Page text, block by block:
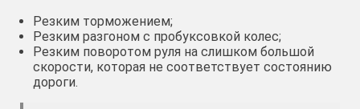
Резким торможением;
Резким разгоном с пробуксовкой колес;
Резким поворотом руля на слишком большой
скорости, которая не соответствует состоянию
дороги.